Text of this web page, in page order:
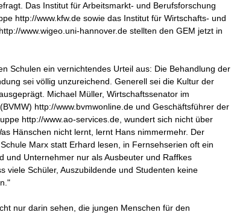
Das Institut für Arbeitsmarkt- und Berufsforschung
http://www.kfw.de sowie das Institut für Wirtschafts- und
www.wigeo.uni-hannover.de stellten den GEM jetzt in
Schulen ein vernichtendes Urteil aus: Die Behandlung der
sei völlig unzureichend. Generell sei die Kultur der
Michael Müller, Wirtschaftssenator im
http://www.bvmwonline.de und Geschäftsführer der
http://www.ao-services.de, wundert sich nicht über
Hänschen nicht lernt, lernt Hans nimmermehr. Der
Marx statt Erhard lesen, in Fernsehserien oft ein
und Unternehmer nur als Ausbeuter und Raffkes
viele Schüler, Auszubildende und Studenten keine
nur darin sehen, die jungen Menschen für den